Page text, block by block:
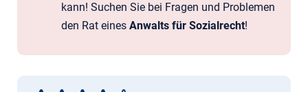
kann! Suchen Sie bei Fragen und Problemen
den Rat eines Anwalts für Sozialrecht!